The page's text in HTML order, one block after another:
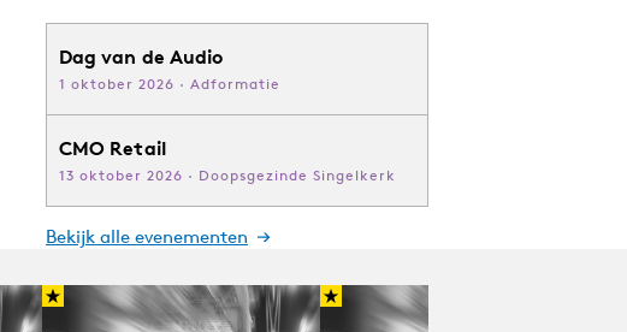
Dag van de Audio
1 oktober 2026 · Adformatie
CMO Retail
13 oktober 2026 · Doopsgezinde Singelkerk
Bekijk alle evenementen